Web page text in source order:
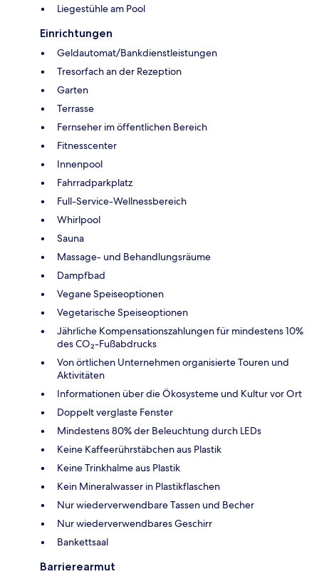
Liegestühle am Pool
Einrichtungen
Geldautomat/Bankdienstleistungen
Tresorfach an der Rezeption
Garten
Terrasse
Fernseher im öffentlichen Bereich
Fitnesscenter
Innenpool
Fahrradparkplatz
Full-Service-Wellnessbereich
Whirlpool
Sauna
Massage- und Behandlungsräume
Dampfbad
Vegane Speiseoptionen
Vegetarische Speiseoptionen
Jährliche Kompensationszahlungen für mindestens 10%
des CO₂-Fußabdrucks
Von örtlichen Unternehmen organisierte Touren und
Aktivitäten
Informationen über die Ökosysteme und Kultur vor Ort
Doppelt verglaste Fenster
Mindestens 80% der Beleuchtung durch LEDs
Keine Kaffeerührstäbchen aus Plastik
Keine Trinkhalme aus Plastik
Kein Mineralwasser in Plastikflaschen
Nur wiederverwendbare Tassen und Becher
Nur wiederverwendbares Geschirr
Bankettsaal
Barrierearmut